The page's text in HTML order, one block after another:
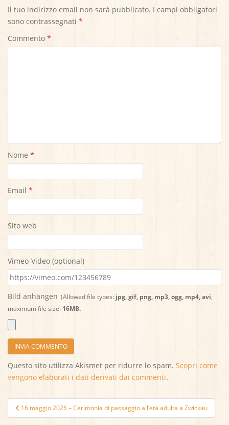
Il tuo indirizzo email non sarà pubblicato. I campi obbligatori
sono contrassegnati *
Commento *
Nome *
Email *
Sito web
Vimeo-Video (optional)
Bild anhängen (Allowed file types: jpg, gif, png, mp3, ogg, mp4, avi
maximum file size: 16MB.
Questo sito utilizza Akismet per ridurre lo spam. Scopri come
vengono elaborati i dati derivati dai commenti.
Navigazione
articoli
16 maggio 2026 – Cerimonia di passaggio all’età adulta a Zwickau